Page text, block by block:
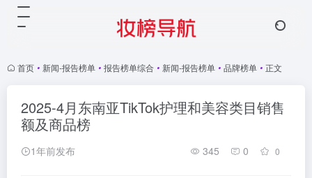
首页 • 新闻-报告榜单 • 报告榜单综合 • 新闻-报告榜单 • 品牌榜单 • 正文
2025-4月东南亚TikTok护理和美容类目销售
额及商品榜
1年前发布 345 0 0